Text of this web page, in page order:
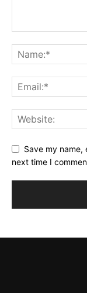
Save my name,
next time I